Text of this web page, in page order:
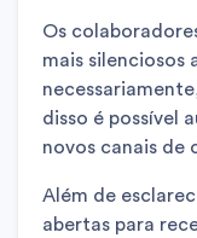
Os
mais silenciosos
disso é possível
novos canais de
Além de
abertas para